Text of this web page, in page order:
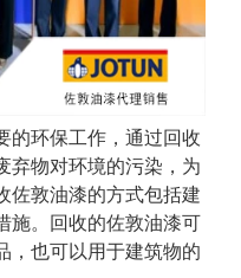
的环保工作，通过回收
弃物对环境的污染，为
佐敦油漆的方式包括建
施。回收的佐敦油漆可
，也可以用于建筑物的